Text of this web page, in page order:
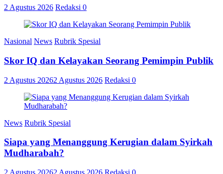
2 Agustus 2026 Redaksi 0
Nasional News Rubrik Spesial
Skor IQ dan Kelayakan Seorang Pemimpin Publik
2 Agustus 20262 Agustus 2026 Redaksi 0
News Rubrik Spesial
Siapa yang Menanggung Kerugian dalam Syirkah
Mudharabah?